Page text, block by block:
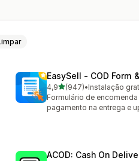
EasySell ‑ COD Form
4,9de 5 estrelas
(947)
947 total de avaliações
•Instalação
Formulário de
pagamento na entrega e
ACOD: Cash On